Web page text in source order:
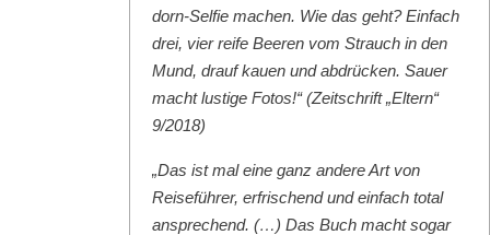
dorn-Self­ie machen. Wie das geht? Ein­fach
drei, vier reife Beeren vom Strauch in den
Mund, drauf kauen und abdrück­en. Sauer
macht lustige Fotos!“ (Zeitschrift „Eltern“
9/2018)
„Das ist mal eine ganz andere Art von
Reise­führer, erfrischend und ein­fach total
ansprechend. (…) Das Buch macht sog­ar